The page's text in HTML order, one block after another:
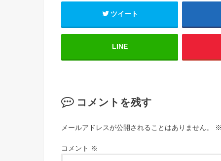
ツイート
LINE
コメントを残す
メールアドレスが公開されることはありません。
コメント ※